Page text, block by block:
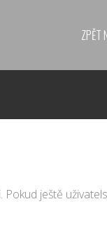
ZPĚT
ještě